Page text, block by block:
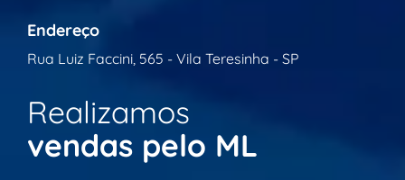
Endereço
Rua Luiz Faccini, 565 - Vila Teresinha - SP
Realizamos
vendas pelo ML